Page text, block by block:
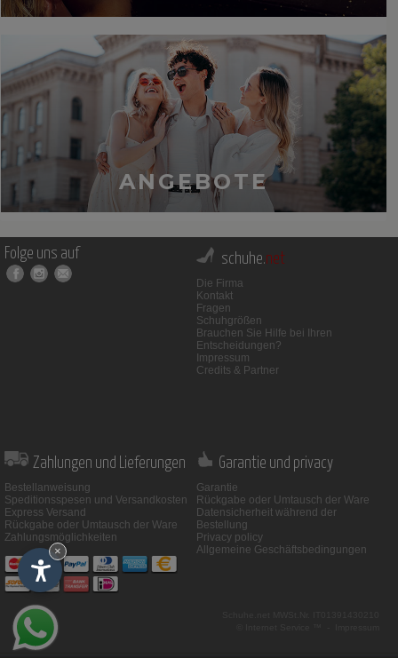
ANGEBOTE
Folge uns auf schuhe.net
Die Firma
Kontakt
Fragen
Schuhgrößen
Brauchen Sie Hilfe bei Ihren
Entscheidungen?
Impressum
Credits & Partner
Zahlungen und Lieferungen
Bestellanweisung
Speditionsspesen und Versandkosten
Express Versand
Rückgabe oder Umtausch der Ware
Zahlungsmöglichkeiten
Garantie und privacy
Garantie
Rückgabe oder Umtausch der Ware
Datensicherheit während der
Bestellung
Privacy policy
Allgemeine Geschäftsbedingungen
×